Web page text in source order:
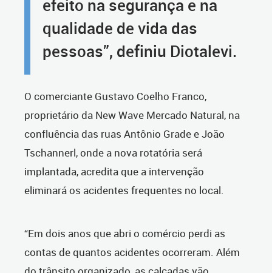
efeito na segurança e na
qualidade de vida das
pessoas”, definiu Diotalevi.
O comerciante Gustavo Coelho Franco,
proprietário da New Wave Mercado Natural, na
confluência das ruas Antônio Grade e João
Tschannerl, onde a nova rotatória será
implantada, acredita que a intervenção
eliminará os acidentes frequentes no local.
“Em dois anos que abri o comércio perdi as
contas de quantos acidentes ocorreram. Além